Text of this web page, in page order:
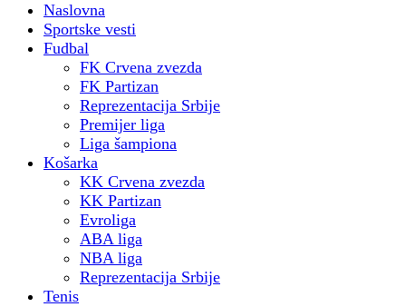
Naslovna
Sportske vesti
Fudbal
FK Crvena zvezda
FK Partizan
Reprezentacija Srbije
Premijer liga
Liga šampiona
Košarka
KK Crvena zvezda
KK Partizan
Evroliga
ABA liga
NBA liga
Reprezentacija Srbije
Tenis